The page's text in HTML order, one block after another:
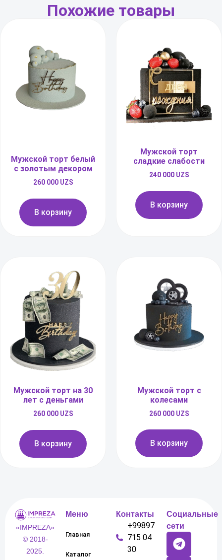
Похожие товары
Мужской торт белый
с золотым декором
260 000 UZS
В корзину
Мужской торт
сладкие слабости
240 000 UZS
В корзину
Мужской торт на 30
лет с деньгами
260 000 UZS
В корзину
Мужской торт с
колесами
260 000 UZS
В корзину
«IMPREZA»
© 2018-
2025.
Меню
Главная
Каталог
Контакты
+99897
715 04
30
Социальные
сети